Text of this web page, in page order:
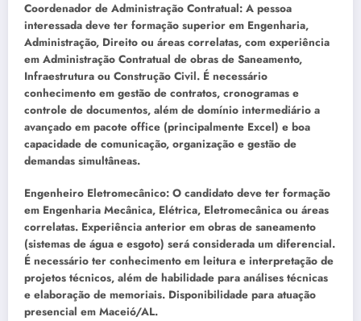
Coordenador de Administração Contratual: A pessoa
interessada deve ter formação superior em Engenharia,
Administração, Direito ou áreas correlatas, com experiência
em Administração Contratual de obras de Saneamento,
Infraestrutura ou Construção Civil. É necessário
conhecimento em gestão de contratos, cronogramas e
controle de documentos, além de domínio intermediário a
avançado em pacote office (principalmente Excel) e boa
capacidade de comunicação, organização e gestão de
demandas simultâneas.
Engenheiro Eletromecânico: O candidato deve ter formação
em Engenharia Mecânica, Elétrica, Eletromecânica ou áreas
correlatas. Experiência anterior em obras de saneamento
(sistemas de água e esgoto) será considerada um diferencial.
É necessário ter conhecimento em leitura e interpretação de
projetos técnicos, além de habilidade para análises técnicas
e elaboração de memoriais. Disponibilidade para atuação
presencial em Maceió/AL.